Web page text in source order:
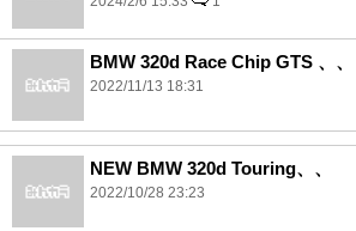
BMW 320d Race Chip GTS 、、
2022/11/13 18:31
NEW BMW 320d Touring、、
2022/10/28 23:23